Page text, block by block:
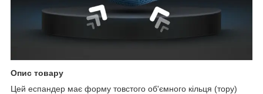
Опис товару
Цей еспандер має форму товстого об'ємного кільця (тору)